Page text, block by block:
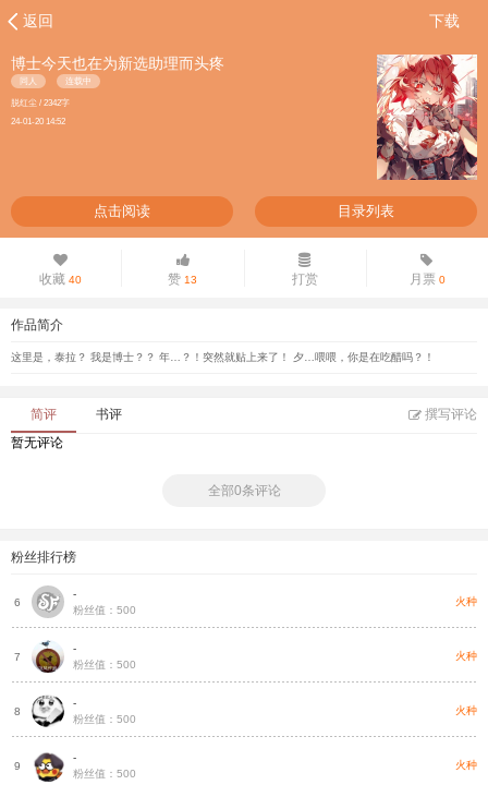
返回 下载
博士今天也在为新选助理而头疼
同人 连载中
脱红尘 / 2342字
24-01-20 14:52
点击阅读 目录列表
收藏 40 赞 13 打赏 月票0
作品简介
这里是，泰拉？ 我是博士？？ 年…？！突然就贴上来了！ 夕…喂喂，你是在吃醋吗？！
简评 书评
撰写评论
暂无评论
全部0条评论
粉丝排行榜
6
-
粉丝值：500
火种
7
-
粉丝值：500
火种
8
-
粉丝值：500
火种
9
-
粉丝值：500
火种